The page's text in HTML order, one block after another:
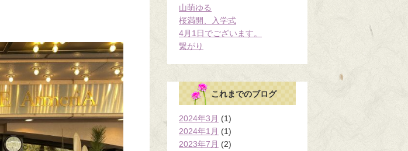
山萌ゆる
桜満開、入学式
4月1日でございます。
繋がり
これまでのブログ
2024年3月 (1)
2024年1月 (1)
2023年7月 (2)